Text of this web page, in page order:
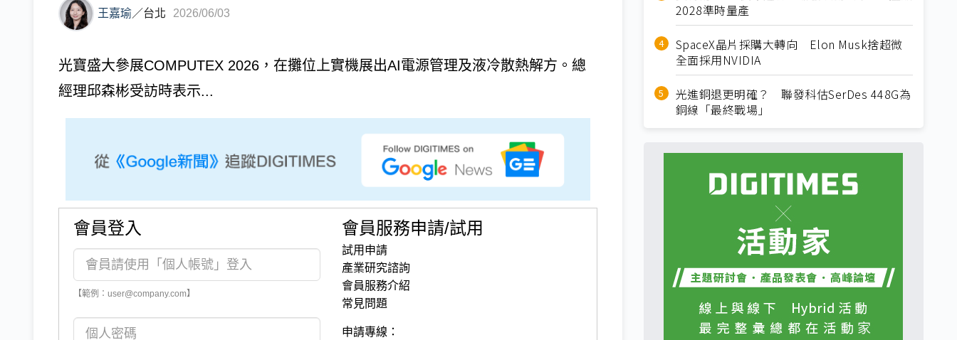
王嘉瑜 ／台北 2026/06/03
光寶盛大參展COMPUTEX 2026，在攤位上實機展出AI電源管理及液冷散熱解方。總
經理邱森彬受訪時表示...
會員登入
【範例：user@company.com】
會員服務申請/試用
試用申請
產業研究諮詢
會員服務介紹
常見問題
申請專線：
2028準時量產
SpaceX晶片採購大轉向 Elon Musk捨超微
全面採用NVIDIA
光進銅退更明確？ 聯發科估SerDes 448G為
銅線「最終戰場」